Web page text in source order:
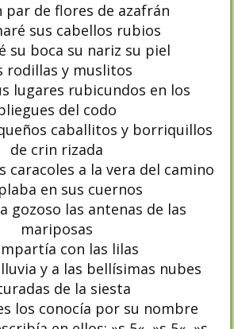
par de flores de azafrán
sus cabellos rubios
su boca su nariz su piel
rodillas y muslitos
lugares rubicundos en los
del codo
caballitos y borriquillos
de crin rizada
caracoles a la vera del camino
en sus cuernos
gozoso las antenas de las
mariposas
con las lilas
y a las bellísimas nubes
de la siesta
los conocía por su nombre